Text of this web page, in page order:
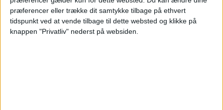
præferencer eller trække dit samtykke tilbage på ethvert
tidspunkt ved at vende tilbage til dette websted og klikke på
knappen "Privatliv" nederst på websiden.
Ryd valg Vis hotel